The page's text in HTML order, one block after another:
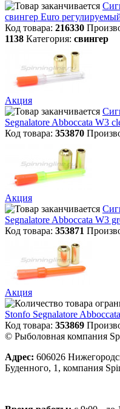
свингер Euro
Код товара: 216330
1138 Категория: свингер
Акция
Segnalatore Abboccata W3
Код товара: 353870
Акция
Segnalatore Abboccata W3
Код товара: 353871
Акция
Stonfo Segnalatore
Код товара: 353869
© Рыболовная компания
Адрес: 606026
Буденного, 1, компания